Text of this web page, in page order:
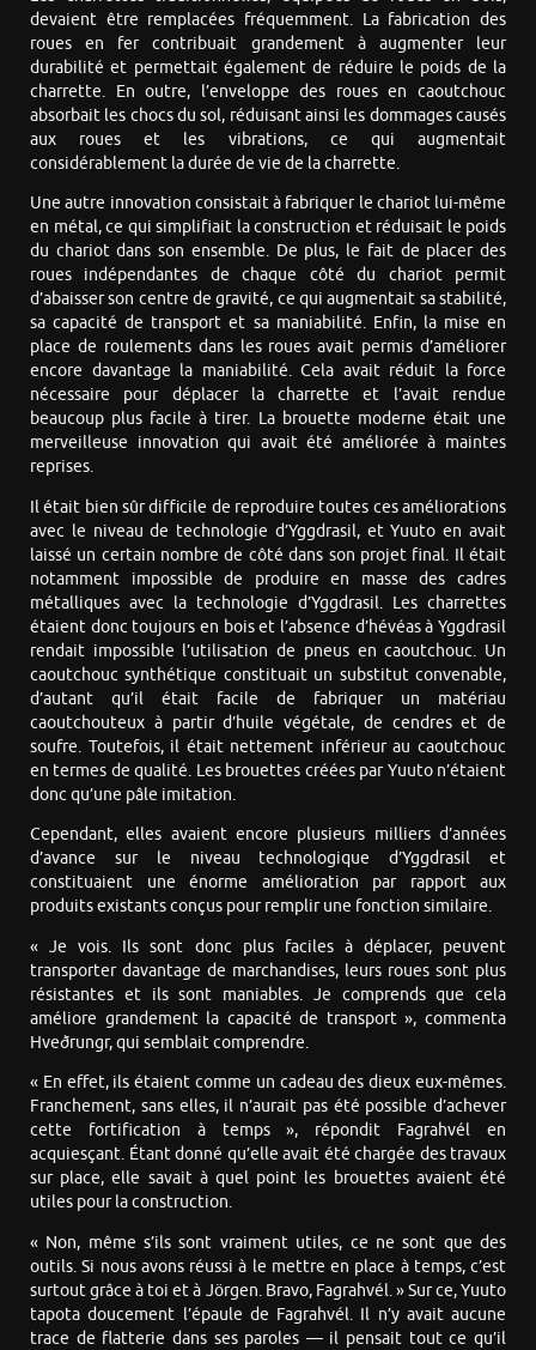
devaient être remplacées fréquemment. La fabrication des
roues en fer contribuait grandement à augmenter leur
durabilité et permettait également de réduire le poids de la
charrette. En outre, l’enveloppe des roues en caoutchouc
absorbait les chocs du sol, réduisant ainsi les dommages causés
aux roues et les vibrations, ce qui augmentait
considérablement la durée de vie de la charrette.
Une autre innovation consistait à fabriquer le chariot lui-même
en métal, ce qui simplifiait la construction et réduisait le poids
du chariot dans son ensemble. De plus, le fait de placer des
roues indépendantes de chaque côté du chariot permit
d’abaisser son centre de gravité, ce qui augmentait sa stabilité,
sa capacité de transport et sa maniabilité. Enfin, la mise en
place de roulements dans les roues avait permis d’améliorer
encore davantage la maniabilité. Cela avait réduit la force
nécessaire pour déplacer la charrette et l’avait rendue
beaucoup plus facile à tirer. La brouette moderne était une
merveilleuse innovation qui avait été améliorée à maintes
reprises.
Il était bien sûr difficile de reproduire toutes ces améliorations
avec le niveau de technologie d’Yggdrasil, et Yuuto en avait
laissé un certain nombre de côté dans son projet final. Il était
notamment impossible de produire en masse des cadres
métalliques avec la technologie d’Yggdrasil. Les charrettes
étaient donc toujours en bois et l’absence d’hévéas à Yggdrasil
rendait impossible l’utilisation de pneus en caoutchouc. Un
caoutchouc synthétique constituait un substitut convenable,
d’autant qu’il était facile de fabriquer un matériau
caoutchouteux à partir d’huile végétale, de cendres et de
soufre. Toutefois, il était nettement inférieur au caoutchouc
en termes de qualité. Les brouettes créées par Yuuto n’étaient
donc qu’une pâle imitation.
Cependant, elles avaient encore plusieurs milliers d’années
d’avance sur le niveau technologique d’Yggdrasil et
constituaient une énorme amélioration par rapport aux
produits existants conçus pour remplir une fonction similaire.
« Je vois. Ils sont donc plus faciles à déplacer, peuvent
transporter davantage de marchandises, leurs roues sont plus
résistantes et ils sont maniables. Je comprends que cela
améliore grandement la capacité de transport », commenta
Hveðrungr, qui semblait comprendre.
« En effet, ils étaient comme un cadeau des dieux eux-mêmes.
Franchement, sans elles, il n’aurait pas été possible d’achever
cette fortification à temps », répondit Fagrahvél en
acquiesçant. Étant donné qu’elle avait été chargée des travaux
sur place, elle savait à quel point les brouettes avaient été
utiles pour la construction.
« Non, même s’ils sont vraiment utiles, ce ne sont que des
outils. Si nous avons réussi à le mettre en place à temps, c’est
surtout grâce à toi et à Jörgen. Bravo, Fagrahvél. » Sur ce, Yuuto
tapota doucement l’épaule de Fagrahvél. Il n’y avait aucune
trace de flatterie dans ses paroles — il pensait tout ce qu’il